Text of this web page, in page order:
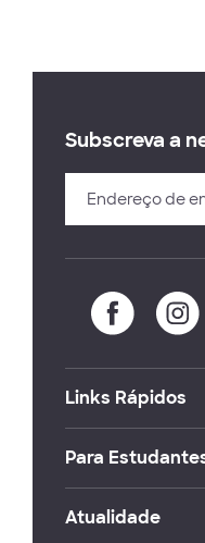
Subscreva a
Links Rápidos
Para
Atualidade